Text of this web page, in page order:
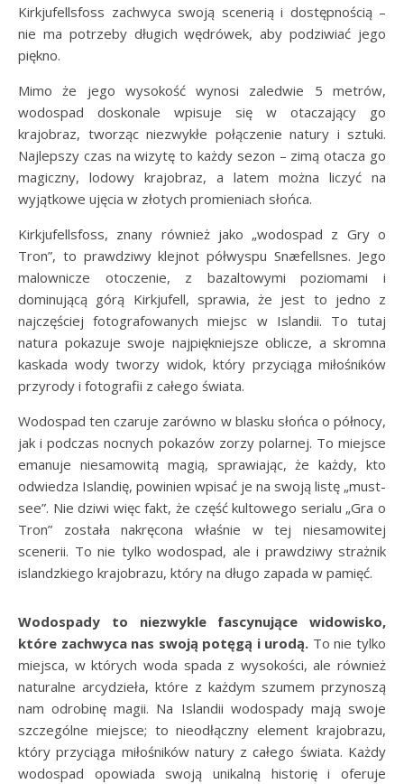
Kirkjufellsfoss zachwyca swoją scenerią i dostępnością –
nie ma potrzeby długich wędrówek, aby podziwiać jego
piękno.
Mimo że jego wysokość wynosi zaledwie 5 metrów,
wodospad doskonale wpisuje się w otaczający go
krajobraz, tworząc niezwykłe połączenie natury i sztuki.
Najlepszy czas na wizytę to każdy sezon – zimą otacza go
magiczny, lodowy krajobraz, a latem można liczyć na
wyjątkowe ujęcia w złotych promieniach słońca.
Kirkjufellsfoss, znany również jako „wodospad z Gry o
Tron”, to prawdziwy klejnot półwyspu Snæfellsnes. Jego
malownicze otoczenie, z bazaltowymi poziomami i
dominującą górą Kirkjufell, sprawia, że jest to jedno z
najczęściej fotografowanych miejsc w Islandii. To tutaj
natura pokazuje swoje najpiękniejsze oblicze, a skromna
kaskada wody tworzy widok, który przyciąga miłośników
przyrody i fotografii z całego świata.
Wodospad ten czaruje zarówno w blasku słońca o północy,
jak i podczas nocnych pokazów zorzy polarnej. To miejsce
emanuje niesamowitą magią, sprawiając, że każdy, kto
odwiedza Islandię, powinien wpisać je na swoją listę „must-
see”. Nie dziwi więc fakt, że część kultowego serialu „Gra o
Tron” została nakręcona właśnie w tej niesamowitej
scenerii. To nie tylko wodospad, ale i prawdziwy strażnik
islandzkiego krajobrazu, który na długo zapada w pamięć.
Wodospady to niezwykle fascynujące widowisko,
które zachwyca nas swoją potęgą i urodą. To nie tylko
miejsca, w których woda spada z wysokości, ale również
naturalne arcydzieła, które z każdym szumem przynoszą
nam odrobinę magii. Na Islandii wodospady mają swoje
szczególne miejsce; to nieodłączny element krajobrazu,
który przyciąga miłośników natury z całego świata. Każdy
wodospad opowiada swoją unikalną historię i oferuje